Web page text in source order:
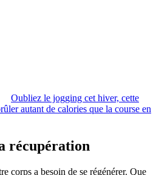
Oubliez le jogging cet hiver, cette
autant de calories que la course en
récupération
corps a besoin de se régénérer. Que